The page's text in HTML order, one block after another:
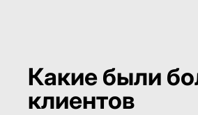
Какие были
клиентов